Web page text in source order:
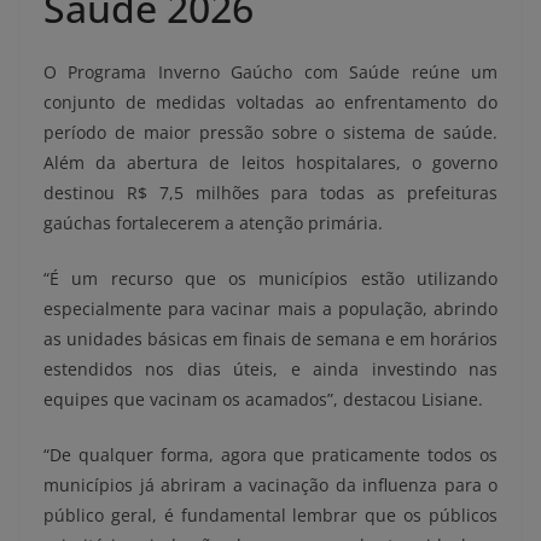
O Programa Inverno Gaúcho com Saúde reúne um
conjunto de medidas voltadas ao enfrentamento do
período de maior pressão sobre o sistema de saúde.
Além da abertura de leitos hospitalares, o governo
destinou R$ 7,5 milhões para todas as prefeituras
gaúchas fortalecerem a atenção primária.
“É um recurso que os municípios estão utilizando
especialmente para vacinar mais a população, abrindo
as unidades básicas em finais de semana e em horários
estendidos nos dias úteis, e ainda investindo nas
equipes que vacinam os acamados”, destacou Lisiane.
“De qualquer forma, agora que praticamente todos os
municípios já abriram a vacinação da influenza para o
público geral, é fundamental lembrar que os públicos